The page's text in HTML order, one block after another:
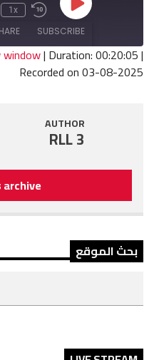
Play
Episode
Rewind
10
1x
SUBSCRIBE
SHARE
window| Duration: 00:20:05|
Recorded on 03-08-2025
AUTHOR
RLL 3
بحث الموقع